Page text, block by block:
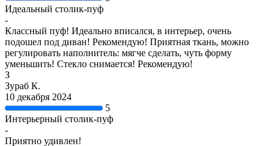
Идеальный столик-пуф
-
Классный пуф! Идеально вписался, в интерьер, очень
подошел под диван! Рекомендую! Приятная ткань, можно
регулировать наполнитель: мягче сделать, чуть форму
уменьшить! Стекло снимается! Рекомендую!
З
Зураб К.
10 декабря 2024
5
Интерьерный столик-пуф
-
Приятно удивлен!